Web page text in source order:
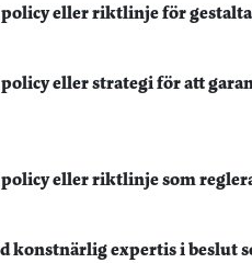
eller riktlinje för
eller strategi för att
eller riktlinje som
konstnärlig expertis i beslut